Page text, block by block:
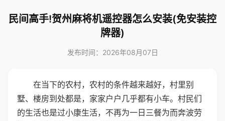
民间高手!贺州麻将机遥控器怎么安装(免安装控
牌器)
发布时间：2026年08月07日
在当下的农村，农村的条件越来越好，村里别
墅、楼房到处都是，家家户户几乎都有小车。村民们
的生活也是过小康生活，不再为一日三餐为而奔波劳